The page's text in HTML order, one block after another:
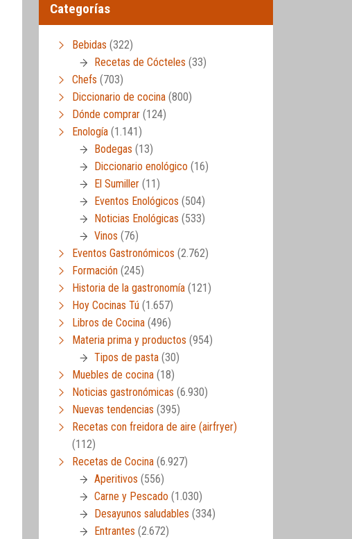
Categorías
Bebidas (322)
Recetas de Cócteles (33)
Chefs (703)
Diccionario de cocina (800)
Dónde comprar (124)
Enología (1.141)
Bodegas (13)
Diccionario enológico (16)
El Sumiller (11)
Eventos Enológicos (504)
Noticias Enológicas (533)
Vinos (76)
Eventos Gastronómicos (2.762)
Formación (245)
Historia de la gastronomía (121)
Hoy Cocinas Tú (1.657)
Libros de Cocina (496)
Materia prima y productos (954)
Tipos de pasta (30)
Muebles de cocina (18)
Noticias gastronómicas (6.930)
Nuevas tendencias (395)
Recetas con freidora de aire (airfryer)
(112)
Recetas de Cocina (6.927)
Aperitivos (556)
Carne y Pescado (1.030)
Desayunos saludables (334)
Entrantes (2.672)